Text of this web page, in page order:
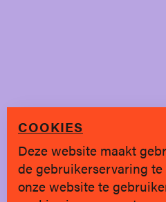
SINDS 2019
COOKIES
Deze website maakt
de gebruikerservaring
onze website te